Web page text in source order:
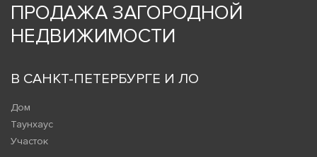
ПРОДАЖА ЗАГОРОДНОЙ
НЕДВИЖИМОСТИ
В САНКТ-ПЕТЕРБУРГЕ И ЛО
Дом
Таунхаус
Участок